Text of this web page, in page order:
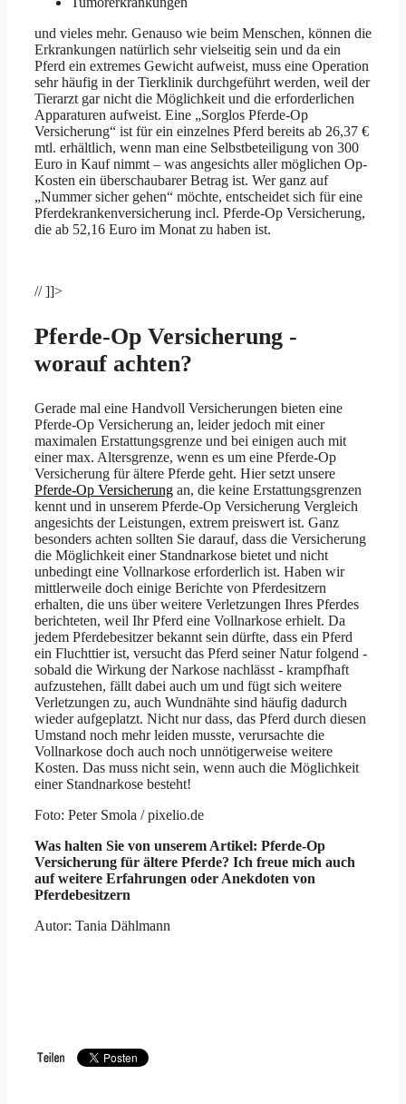
und vieles mehr. Genauso wie beim Menschen, können die
Erkrankungen natürlich sehr vielseitig sein und da ein
Pferd ein extremes Gewicht aufweist, muss eine Operation
sehr häufig in der Tierklinik durchgeführt werden, weil der
Tierarzt gar nicht die Möglichkeit und die erforderlichen
Apparaturen aufweist. Eine „Sorglos Pferde-Op
Versicherung“ ist für ein einzelnes Pferd bereits ab 26,37 €
mtl. erhältlich, wenn man eine Selbstbeteiligung von 300
Euro in Kauf nimmt – was angesichts aller möglichen Op-
Kosten ein überschaubarer Betrag ist. Wer ganz auf
„Nummer sicher gehen“ möchte, entscheidet sich für eine
Pferdekrankenversicherung incl. Pferde-Op Versicherung,
die ab 52,16 Euro im Monat zu haben ist.
// ]]>
Pferde-Op Versicherung -
worauf achten?
Gerade mal eine Handvoll Versicherungen bieten eine
Pferde-Op Versicherung an, leider jedoch mit einer
maximalen Erstattungsgrenze und bei einigen auch mit
einer max. Altersgrenze, wenn es um eine Pferde-Op
Versicherung für ältere Pferde geht. Hier setzt unsere
Pferde-Op Versicherung an, die keine Erstattungsgrenzen
kennt und in unserem Pferde-Op Versicherung Vergleich
angesichts der Leistungen, extrem preiswert ist. Ganz
besonders achten sollten Sie darauf, dass die Versicherung
die Möglichkeit einer Standnarkose bietet und nicht
unbedingt eine Vollnarkose erforderlich ist. Haben wir
mittlerweile doch einige Berichte von Pferdesitzern
erhalten, die uns über weitere Verletzungen Ihres Pferdes
berichteten, weil Ihr Pferd eine Vollnarkose erhielt. Da
jedem Pferdebesitzer bekannt sein dürfte, dass ein Pferd
ein Fluchttier ist, versucht das Pferd seiner Natur folgend -
sobald die Wirkung der Narkose nachlässt - krampfhaft
aufzustehen, fällt dabei auch um und fügt sich weitere
Verletzungen zu, auch Wundnähte sind häufig dadurch
wieder aufgeplatzt. Nicht nur dass, das Pferd durch diesen
Umstand noch mehr leiden musste, verursachte die
Vollnarkose doch auch noch unnötigerweise weitere
Kosten. Das muss nicht sein, wenn auch die Möglichkeit
einer Standnarkose besteht!
Foto: Peter Smola / pixelio.de
Was halten Sie von unserem Artikel: Pferde-Op
Versicherung für ältere Pferde? Ich freue mich auch
auf weitere Erfahrungen oder Anekdoten von
Pferdebesitzern
Autor: Tania Dählmann